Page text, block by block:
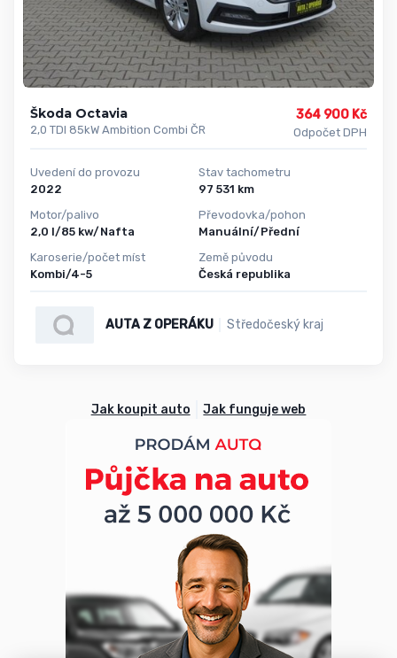
Škoda Octavia
2,0 TDI 85kW Ambition Combi ČR
364 900 Kč
Odpočet DPH
Uvedení do provozu
2022
Motor/palivo
2,0 l/85 kw/Nafta
Karoserie/počet míst
Kombi/4-5
Stav tachometru
97 531 km
Převodovka/pohon
Manuální/Přední
Země původu
Česká republika
AUTA Z OPERÁKU Středočeský kraj
Jak koupit auto Jak funguje web